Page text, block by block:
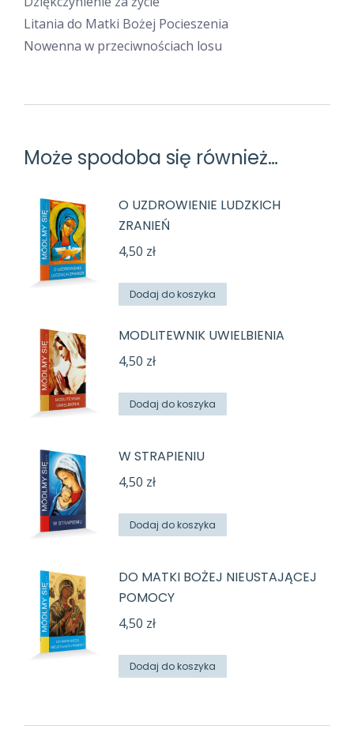
Litania do Matki Bożej Pocieszenia
Nowenna w przeciwnościach losu
Może spodoba się również…
O UZDROWIENIE LUDZKICH
ZRANIEŃ
4,50 zł
Dodaj do koszyka
MODLITEWNIK UWIELBIENIA
4,50 zł
Dodaj do koszyka
W STRAPIENIU
4,50 zł
Dodaj do koszyka
DO MATKI BOŻEJ NIEUSTAJĄCEJ
POMOCY
4,50 zł
Dodaj do koszyka